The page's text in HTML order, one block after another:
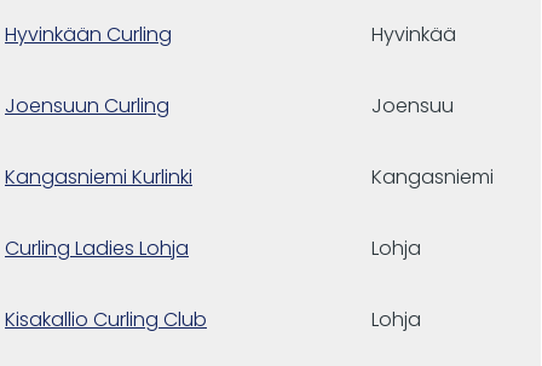
Hyvinkään Curling Hyvinkää
Joensuun Curling Joensuu
Kangasniemi Kurlinki Kangasniemi
Curling Ladies Lohja Lohja
Kisakallio Curling Club Lohja